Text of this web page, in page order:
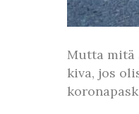
Mutta mitä
kiva, jos